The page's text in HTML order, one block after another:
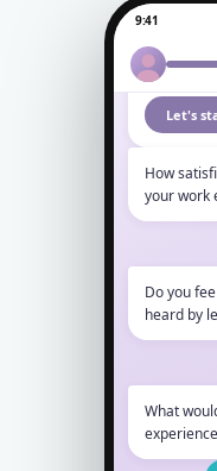
9:41Hi Daniel 👋
We’d love
on your
Let's
How
your work
Do you
heard by
What